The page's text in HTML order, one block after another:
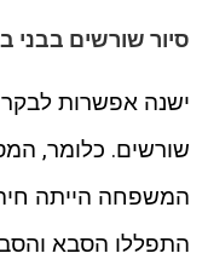
סיור שורשים בבני
ישנה אפשרות
שורשים. כלומר,
המשפחה הייתה
התפללו הסבא